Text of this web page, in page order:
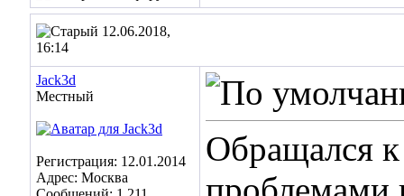
12.06.2018,
16:14
Jack3d
Местный
Регистрация: 12.01.2014
Адрес: Москва
Обращался